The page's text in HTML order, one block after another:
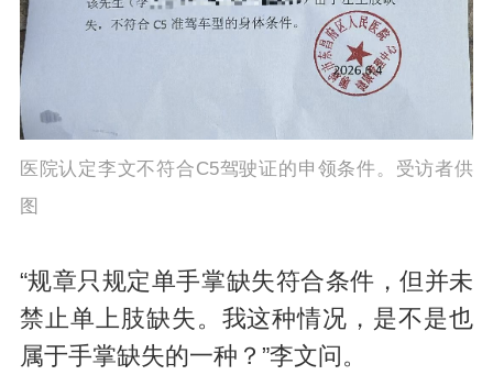
医院认定李文不符合C5驾驶证的申领条件。受访者供
图
“规章只规定单手掌缺失符合条件，但并未
禁止单上肢缺失。我这种情况，是不是也
属于手掌缺失的一种？”李文问。